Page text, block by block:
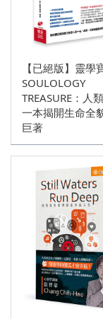
【已絕版】靈學
SOULOLOGY
TREASURE：人
一本揭開生命全
巨著